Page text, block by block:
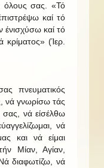
όλους σας. «Τό
καί τό
ένισχύσω καί τό
(Ίερ.
πνευματικός
νά γνωρίσω τάς
νά είσέλθω
νά
και νά είμαι
Μίαν, Αγίαν,
διαφωτίζω, νά